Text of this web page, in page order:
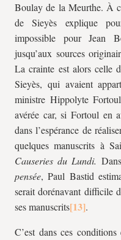
Boulay de la Meurthe. À
de Sieyès explique
impossible pour Jean
jusqu’aux sources
La crainte est alors celle
Sieyès, qui avaient
ministre Hippolyte Fortoul
avérée car, si Fortoul en
dans l’espérance de
quelques manuscrits à
Causeries du Lundi.
pensée, Paul Bastid
serait dorénavant difficile
ses manuscrits
.
C’est dans ces